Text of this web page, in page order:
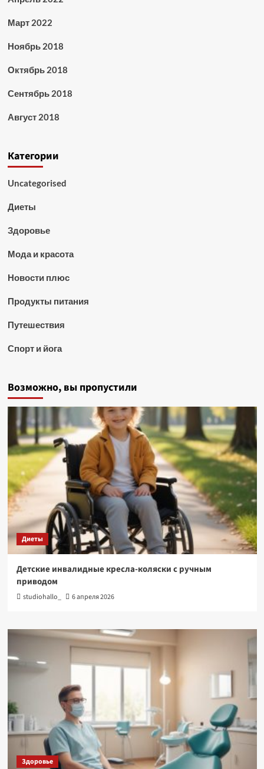
Март 2022
Ноябрь 2018
Октябрь 2018
Сентябрь 2018
Август 2018
Категории
Uncategorised
Диеты
Здоровье
Мода и красота
Новости плюс
Продукты питания
Путешествия
Спорт и йога
Возможно, вы пропустили
Диеты
Детские инвалидные кресла-коляски с ручным
приводом
studiohallo_ 6 апреля 2026
Здоровье